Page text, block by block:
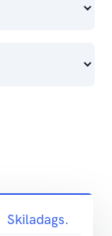
Skiladags.